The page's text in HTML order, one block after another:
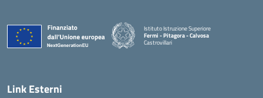
Istituto Istruzione Superiore
Fermi - Pitagora - Calvosa
Castrovillari
Link Esterni